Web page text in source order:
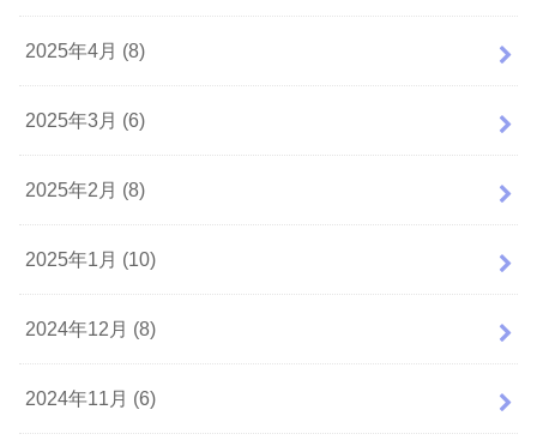
2025年4月 (8)
2025年3月 (6)
2025年2月 (8)
2025年1月 (10)
2024年12月 (8)
2024年11月 (6)